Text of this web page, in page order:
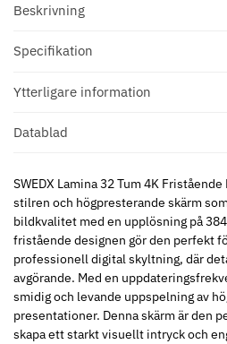
Beskrivning
Specifikation
Ytterligare information
Datablad
SWEDX Lamina 32 Tum 4K
stilren och högpresterande skärm
bildkvalitet med en upplösning på
fristående designen gör den perfekt
professionell digital skyltning, där
avgörande. Med en
smidig och levande uppspelning av
presentationer. Denna skärm är den
skapa ett starkt visuellt intryck och